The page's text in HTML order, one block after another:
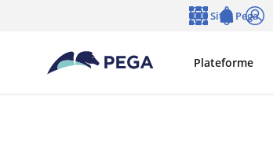
Passer directement au contenu principal
Plateforme
Sites Pega